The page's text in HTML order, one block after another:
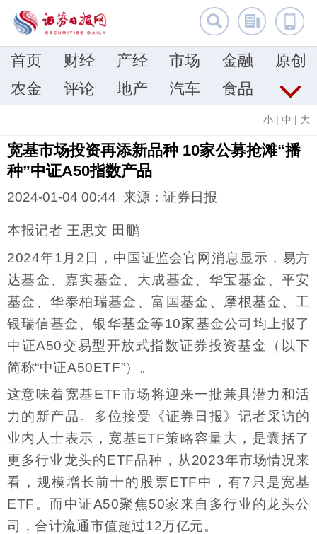
首页 财经 产经 市场 金融
原创
农金
评论 地产 汽车 食品
小 | 中 | 大
宽基市场投资再添新品种 10家公募抢滩“播
种”中证A50指数产品
2024-01-04 00:44 来源：证券日报
本报记者 王思文 田鹏
2024年1月2日，中国证监会官网消息显示，易方
达基金、嘉实基金、大成基金、华宝基金、平安
基金、华泰柏瑞基金、富国基金、摩根基金、工
银瑞信基金、银华基金等10家基金公司均上报了
中证A50交易型开放式指数证券投资基金（以下
简称“中证A50ETF”）。
这意味着宽基ETF市场将迎来一批兼具潜力和活
力的新产品。多位接受《证券日报》记者采访的
业内人士表示，宽基ETF策略容量大，是囊括了
更多行业龙头的ETF品种，从2023年市场情况来
看，规模增长前十的股票ETF中，有7只是宽基
ETF。而中证A50聚焦50家来自多行业的龙头公
司，合计流通市值超过12万亿元。